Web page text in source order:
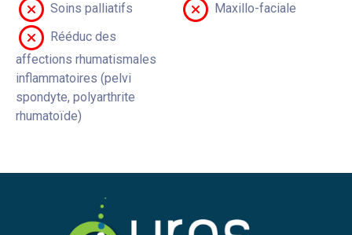
Soins palliatifs
Maxillo-faciale
Rééduc des
affections rhumatismales
inflammatoires (pelvi
spondyte, polyarthrite
rhumatoïde)